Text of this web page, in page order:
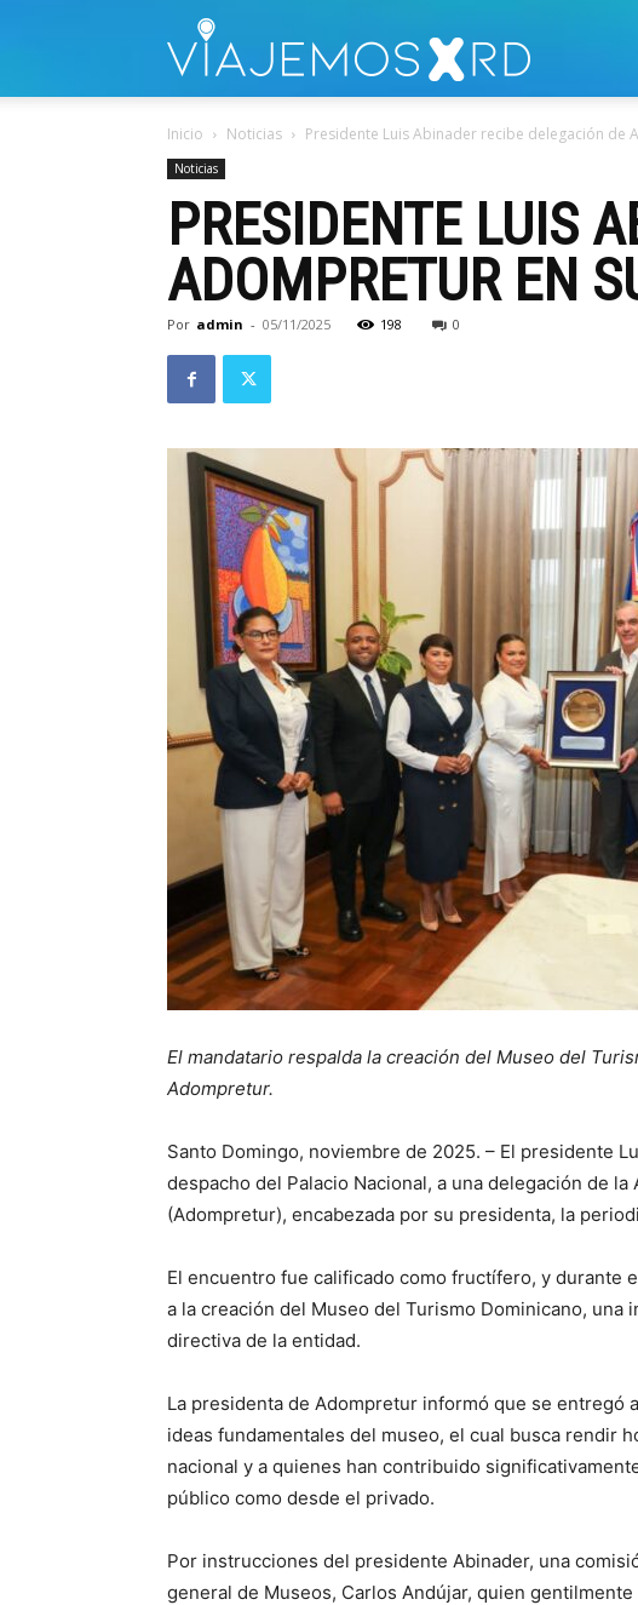
Inicio Noticias Presidente Luis Abinader recibe delegación de
Noticias
PRESIDENTE LUIS
ADOMPRETUR EN
Por admin - 05/11/2025 198 0
El mandatario respalda la creación del Museo del
Adompretur.
Santo Domingo, noviembre de 2025. – El presidente
despacho del Palacio Nacional, a una delegación de
(Adompretur), encabezada por su presidenta, la
El encuentro fue calificado como fructífero, y durante
a la creación del Museo del Turismo Dominicano, una
directiva de la entidad.
La presidenta de Adompretur informó que se entregó
ideas fundamentales del museo, el cual busca rendir
nacional y a quienes han contribuido
público como desde el privado.
Por instrucciones del presidente Abinader, una
general de Museos, Carlos Andújar, quien